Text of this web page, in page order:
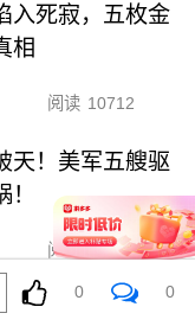
入死寂，五枚金
相
阅读 10712
天！美军五艘驱
阅读 7298
一个都爬不出
0 0